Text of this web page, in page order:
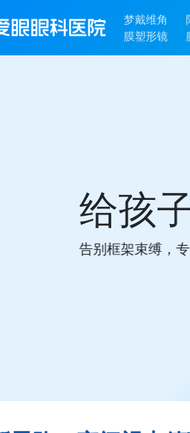
梦戴维角
膜塑形镜
没有眼
您的孩子量身打造理想视觉